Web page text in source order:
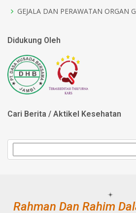
GEJALA DAN PERAWATAN ORGAN
Didukung Oleh
Cari Berita / Aktikel Kesehatan
Rahman Dan Rahim